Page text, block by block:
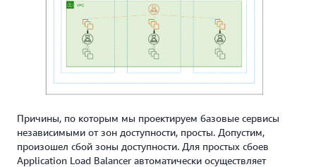
Причины, по которым мы проектируем базовые сервисы
независимыми от зон доступности, просты. Допустим,
произошел сбой зоны доступности. Для простых сбоев
Application Load Balancer автоматически осуществляет